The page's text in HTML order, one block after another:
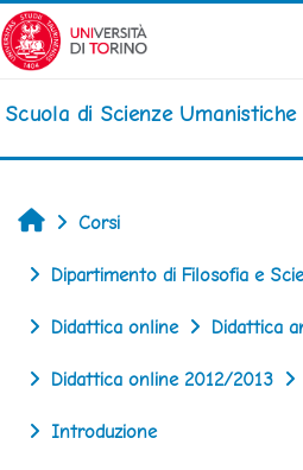
Vai al contenuto principale
Scuola di Scienze Umanistiche
Home
Corsi
Dipartimento di Filosofia e
Didattica online Didattica
Didattica online 2012/2013
Introduzione